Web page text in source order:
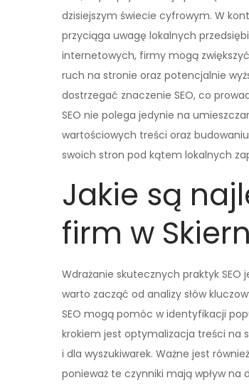
dzisiejszym świecie cyfrowym. W
przyciąga uwagę lokalnych
internetowych, firmy mogą
ruch na stronie oraz potencjalnie
dostrzegać znaczenie SEO, co
SEO nie polega jedynie na
wartościowych treści oraz
swoich stron pod kątem lokalnych
Jakie są
firm w
Wdrażanie skutecznych praktyk SEO
warto zacząć od analizy słów
SEO mogą pomóc w identyfikacji
krokiem jest optymalizacja treści na
i dla wyszukiwarek. Ważne jest
ponieważ te czynniki mają wpływ na